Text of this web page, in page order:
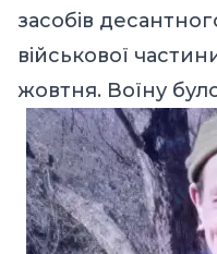
засобів
військової
жовтня. Воїну